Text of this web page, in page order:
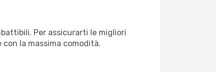
Per assicurarti le migliori
la massima comodità.